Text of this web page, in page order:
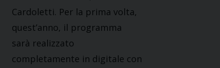
Cardoletti. Per la prima volta,
quest’anno, il programma
sarà realizzato
completamente in digitale con